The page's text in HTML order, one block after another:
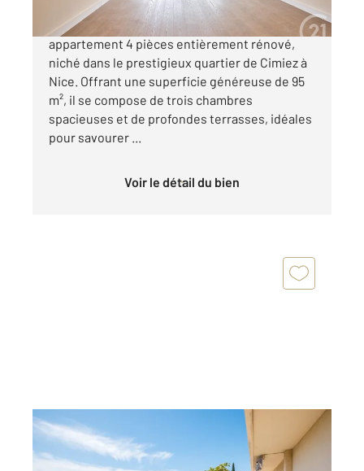
NICE - CIMIEZ : Découvrez ce magnifique
appartement 4 pièces entièrement rénové,
niché dans le prestigieux quartier de Cimiez à
Nice. Offrant une superficie généreuse de 95
m², il se compose de trois chambres
spacieuses et de profondes terrasses, idéales
pour savourer ...
Voir le détail du bien
NICE 06
78 m2, 3 pièces
Ref : 205